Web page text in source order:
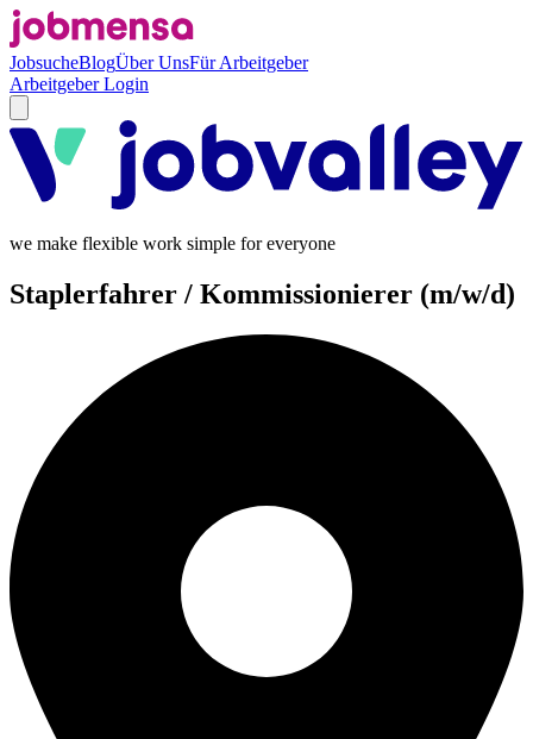
JobsucheBlogÜber UnsFür Arbeitgeber
Arbeitgeber Login
we make flexible work simple for everyone
Staplerfahrer / Kommissionierer (m/w/d)